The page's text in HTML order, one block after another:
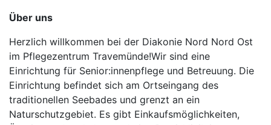
Über uns
Herzlich willkommen bei der Diakonie Nord Nord Ost
im Pflegezentrum Travemünde!Wir sind eine
Einrichtung für Senior:innenpflege und Betreuung. Die
Einrichtung befindet sich am Ortseingang des
traditionellen Seebades und grenzt an ein
Naturschutzgebiet. Es gibt Einkaufsmöglichkeiten,